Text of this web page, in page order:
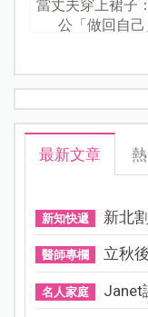
當丈夫穿上裙子
公「做回自
最新文章
新知快遞 新北
醫師專欄 立秋
名人家庭 Janet